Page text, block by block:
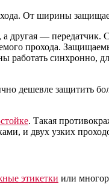
От ширины
— передатчик.
прохода.
синхронно,
дешевле защитить
. Такая
и двух узких
этикетки или